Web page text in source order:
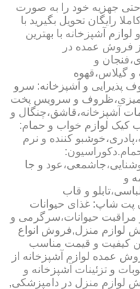
جهزیه خود را به صورت
رایگان تحویل بگیرید با
آشپزخانه با بهترین
فروش عمده در
و
گیلاس،قهوه
پذیرایی و آشپزخانه: سرو
و سرویس پخت
آشپزخانه،قاشق،چنگال و
کیک لوازم خواب و حمام:
کننده و نرم
و جا
و
و قاب
شاپ: غذای حیوانات
مراقبت حیوانات،سرگرمی و
لوازم منزل,فروش انواع
کیفیت و قیمت مناسب
عمده لوازم آشپزخانه از
و تزئینات آشپزخانه و
لوازم منزل در دامپزشکی,